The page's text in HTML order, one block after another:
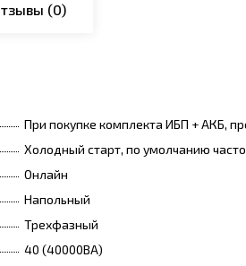
(0)
При покупке комплекта ИБП + АКБ,
Холодный старт, по умолчанию
Онлайн
Напольный
Трехфазный
40 (40000ВА)